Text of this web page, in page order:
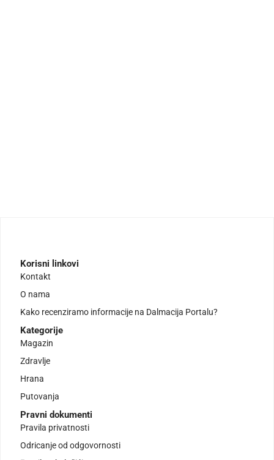
Korisni linkovi
Kontakt
O nama
Kako recenziramo informacije na Dalmacija Portalu?
Kategorije
Magazin
Zdravlje
Hrana
Putovanja
Pravni dokumenti
Pravila privatnosti
Odricanje od odgovornosti